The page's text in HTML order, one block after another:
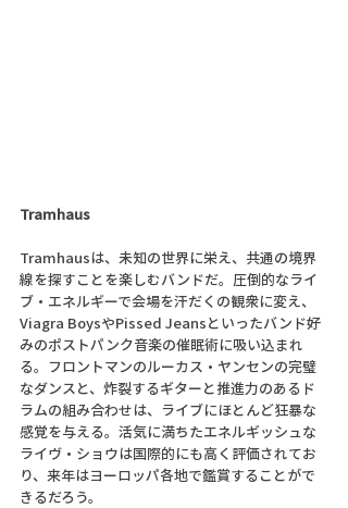
Tramhaus
Tramhausは、未知の世界に栄え、共通の境界
線を探すことを楽しむバンドだ。圧倒的なライ
ブ・エネルギーで会場を汗だくの観衆に変え、
Viagra BoysやPissed Jeansといったバンド好
みのポストパンク音楽の催眠術に吸い込まれ
る。フロントマンのルーカス・ヤンセンの完璧
なダンスと、炸裂するギターと推進力のあるド
ラムの組み合わせは、ライブにほとんど狂暴な
感覚を与える。活気に満ちたエネルギッシュな
ライヴ・ショウは国際的にも高く評価されてお
り、来年はヨーロッパ各地で鑑賞することがで
きるだろう。